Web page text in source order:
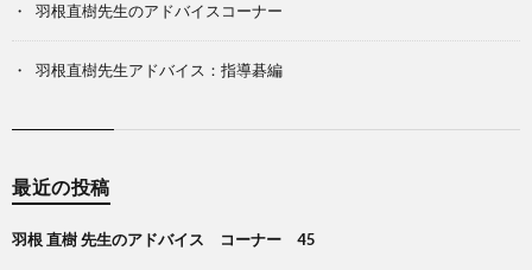
羽根直樹先生のアドバイスコーナー
羽根直樹先生アドバイス：指導碁編
最近の投稿
羽根 直樹 先生のアドバイス コーナー 45